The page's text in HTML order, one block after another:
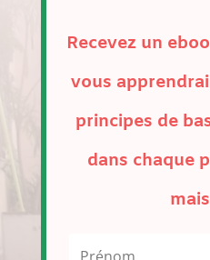
Recevez un
vous
principes de
dans chaque